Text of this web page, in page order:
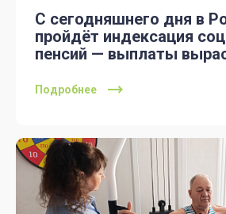
С сегодняшнего дня в
пройдёт индексация
пенсий — выплаты
Подробнее